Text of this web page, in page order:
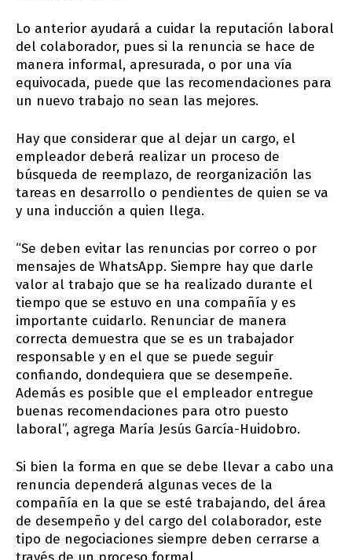
Lo anterior ayudará a cuidar la reputación laboral
del colaborador, pues si la renuncia se hace de
manera informal, apresurada, o por una vía
equivocada, puede que las recomendaciones para
un nuevo trabajo no sean las mejores.
Hay que considerar que al dejar un cargo, el
empleador deberá realizar un proceso de
búsqueda de reemplazo, de reorganización las
tareas en desarrollo o pendientes de quien se va
y una inducción a quien llega.
“Se deben evitar las renuncias por correo o por
mensajes de WhatsApp. Siempre hay que darle
valor al trabajo que se ha realizado durante el
tiempo que se estuvo en una compañía y es
importante cuidarlo. Renunciar de manera
correcta demuestra que se es un trabajador
responsable y en el que se puede seguir
confiando, dondequiera que se desempeñe.
Además es posible que el empleador entregue
buenas recomendaciones para otro puesto
laboral”, agrega María Jesús García-Huidobro.
Si bien la forma en que se debe llevar a cabo una
renuncia dependerá algunas veces de la
compañía en la que se esté trabajando, del área
de desempeño y del cargo del colaborador, este
tipo de negociaciones siempre deben cerrarse a